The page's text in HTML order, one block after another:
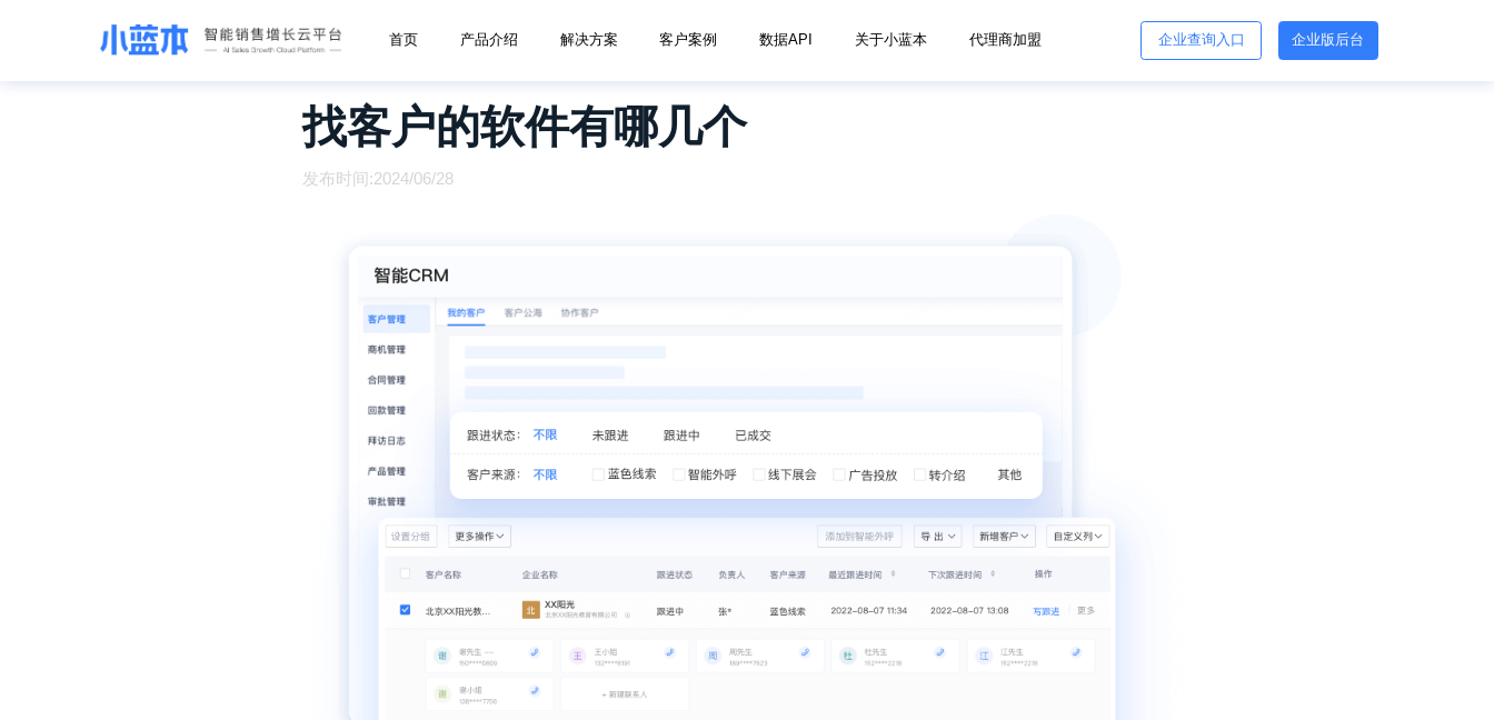
首页 产品介绍 解决方案 客户案例 数据API 关于小蓝本 代理商加盟 企业查询入口 企业版后台
找客户的软件有哪几个
发布时间:2024/06/28